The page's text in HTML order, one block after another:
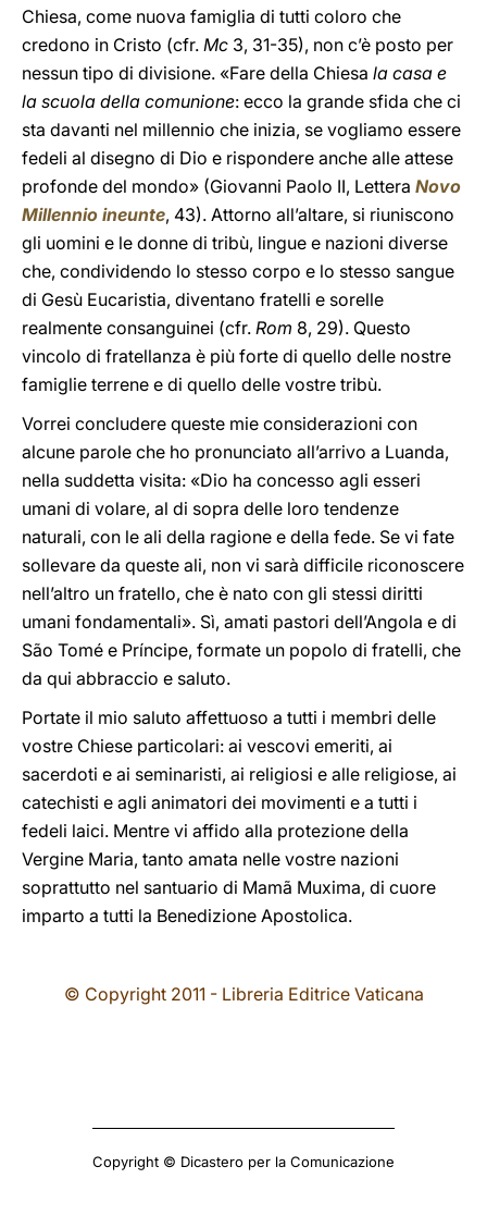
Chiesa, come nuova famiglia di tutti coloro che
credono in Cristo (cfr. Mc 3, 31-35), non c’è posto per
nessun tipo di divisione. «Fare della Chiesa la casa e
la scuola della comunione: ecco la grande sfida che ci
sta davanti nel millennio che inizia, se vogliamo essere
fedeli al disegno di Dio e rispondere anche alle attese
profonde del mondo» (Giovanni Paolo II, Lettera Novo
Millennio ineunte, 43). Attorno all’altare, si riuniscono
gli uomini e le donne di tribù, lingue e nazioni diverse
che, condividendo lo stesso corpo e lo stesso sangue
di Gesù Eucaristia, diventano fratelli e sorelle
realmente consanguinei (cfr. Rom 8, 29). Questo
vincolo di fratellanza è più forte di quello delle nostre
famiglie terrene e di quello delle vostre tribù.
Vorrei concludere queste mie considerazioni con
alcune parole che ho pronunciato all’arrivo a Luanda,
nella suddetta visita: «Dio ha concesso agli esseri
umani di volare, al di sopra delle loro tendenze
naturali, con le ali della ragione e della fede. Se vi fate
sollevare da queste ali, non vi sarà difficile riconoscere
nell’altro un fratello, che è nato con gli stessi diritti
umani fondamentali». Sì, amati pastori dell’Angola e di
São Tomé e Príncipe, formate un popolo di fratelli, che
da qui abbraccio e saluto.
Portate il mio saluto affettuoso a tutti i membri delle
vostre Chiese particolari: ai vescovi emeriti, ai
sacerdoti e ai seminaristi, ai religiosi e alle religiose, ai
catechisti e agli animatori dei movimenti e a tutti i
fedeli laici. Mentre vi affido alla protezione della
Vergine Maria, tanto amata nelle vostre nazioni
soprattutto nel santuario di Mamã Muxima, di cuore
imparto a tutti la Benedizione Apostolica.
© Copyright 2011 - Libreria Editrice Vaticana
Copyright © Dicastero per la Comunicazione